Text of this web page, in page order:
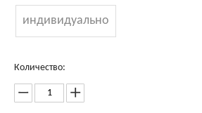
индивидуально
Количество: